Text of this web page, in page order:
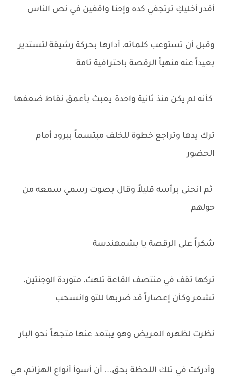
أقدر أخليكِ ترتجفي كده وإحنا واقفين في نص الناس
وقبل أن تستوعب كلماته، أدارها بحركة رشيقة لتستدير
بعيداً عنه منهياً الرقصة باحترافية تامة
كأنه لم يكن منذ ثانية واحدة يعبث بأعمق نقاط ضعفها
ترك يدها وتراجع خطوة للخلف مبتسماً ببرود أمام
الحضور
ثم انحنى برأسه قليلاً وقال بصوت رسمي سمعه من
حولهم
شكراً على الرقصة يا بشمهندسة
تركها تقف في منتصف القاعة تلهث، متوردة الوجنتين،
تشعر وكأن إعصاراً قد ضربها للتو وانسحب
نظرت لظهره العريض وهو يبتعد عنها متجهاً نحو البار
وأدركت في تلك اللحظة بحق... أن أسوأ أنواع الهزائم، هي